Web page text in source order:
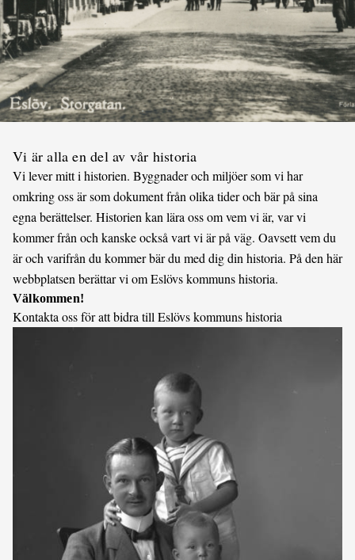
Vi är alla en del av vår historia
Vi lever mitt i historien. Byggnader och miljöer som vi har
omkring oss är som dokument från olika tider och bär på sina
egna berättelser. Historien kan lära oss om vem vi är, var vi
kommer från och kanske också vart vi är på väg. Oavsett vem du
är och varifrån du kommer bär du med dig din historia. På den här
webbplatsen berättar vi om Eslövs kommuns historia.
Välkommen!
Kontakta oss för att bidra till Eslövs kommuns historia